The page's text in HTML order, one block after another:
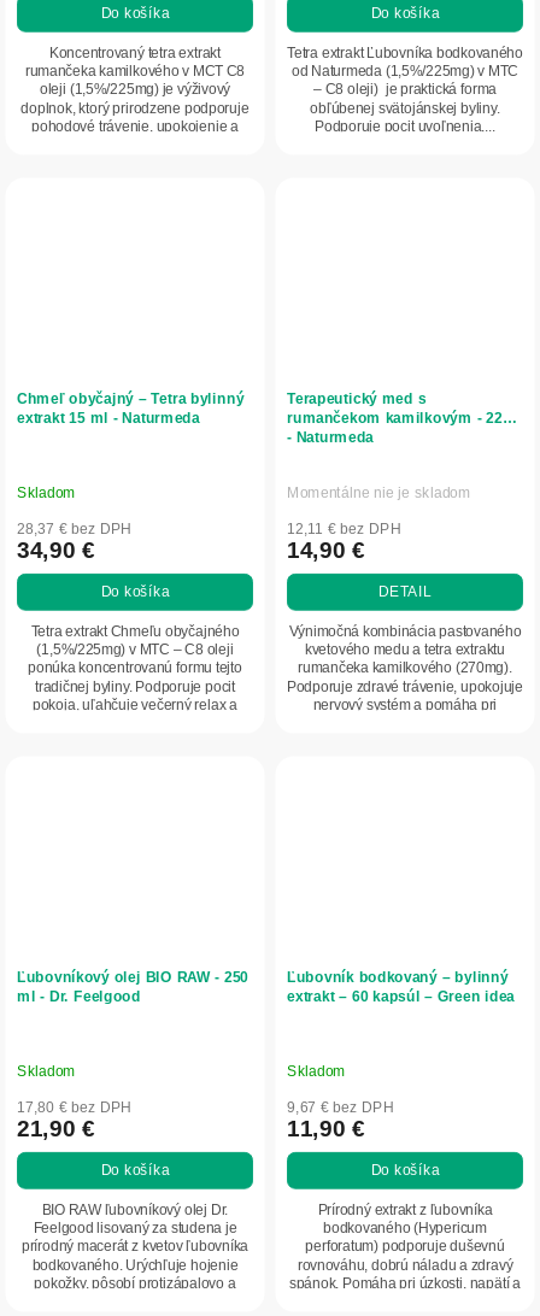
Do košíka
Koncentrovaný tetra extrakt
rumančeka kamilkového v MCT C8
oleji (1,5%/225mg) je výživový
doplnok, ktorý prirodzene podporuje
pohodové trávenie, upokojenie a
Do košíka
Tetra extrakt Ľubovníka bodkovaného
od Naturmeda (1,5%/225mg) v MTC
– C8 oleji) je praktická forma
obľúbenej svätojánskej byliny.
Podporuje pocit uvoľnenia,...
Chmeľ obyčajný – Tetra bylinný
extrakt 15 ml - Naturmeda
Skladom
28,37 € bez DPH
34,90 €
Do košíka
Tetra extrakt Chmeľu obyčajného
(1,5%/225mg) v MTC – C8 oleji
ponúka koncentrovanú formu tejto
tradičnej byliny. Podporuje pocit
pokoja, uľahčuje večerný relax a
Terapeutický med s
rumančekom kamilkovým - 220g
- Naturmeda
Momentálne nie je skladom
12,11 € bez DPH
14,90 €
DETAIL
Výnimočná kombinácia pastovaného
kvetového medu a tetra extraktu
rumančeka kamilkového (270mg).
Podporuje zdravé trávenie, upokojuje
nervový systém a pomáha pri
Ľubovníkový olej BIO RAW - 250
ml - Dr. Feelgood
Skladom
17,80 € bez DPH
21,90 €
Do košíka
BIO RAW ľubovníkový olej Dr.
Feelgood lisovaný za studena je
prírodný macerát z kvetov ľubovníka
bodkovaného. Urýchľuje hojenie
pokožky, pôsobí protizápalovo a
Ľubovník bodkovaný – bylinný
extrakt – 60 kapsúl – Green idea
Skladom
9,67 € bez DPH
11,90 €
Do košíka
Prírodný extrakt z ľubovníka
bodkovaného (Hypericum
perforatum) podporuje duševnú
rovnováhu, dobrú náladu a zdravý
spánok. Pomáha pri úzkosti, napätí a